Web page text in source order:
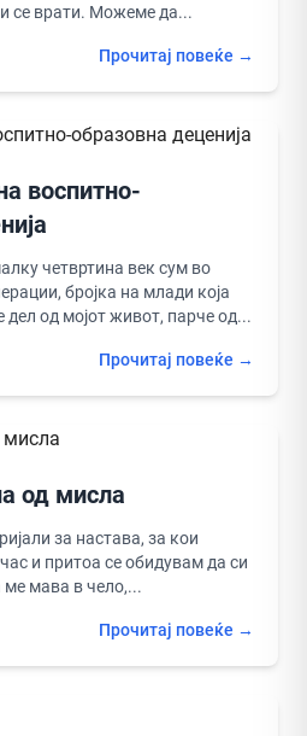
се врати. Можеме да...
Прочитај повеќе →
воспитно-
четвртина век сум во
бројка на млади која
дел од мојот живот, парче од...
Прочитај повеќе →
од мисла
за настава, за кои
и притоа се обидувам да си
ме мава в чело,...
Прочитај повеќе →